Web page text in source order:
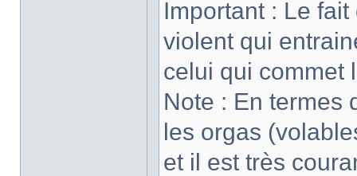
Important : Le
violent qui
celui qui commet
Note : En termes
les orgas
et il est très